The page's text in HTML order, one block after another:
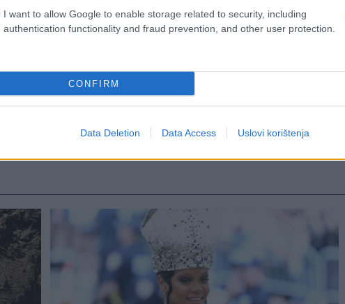
I want to allow Google to enable storage related to security, including
authentication functionality and fraud prevention, and other user protection.
CONFIRM
Data Deletion Data Access Uslovi korištenja